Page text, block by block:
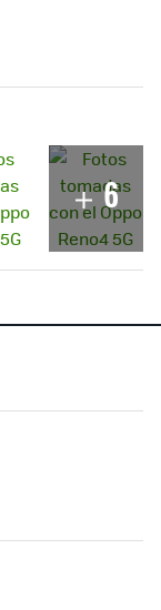
6